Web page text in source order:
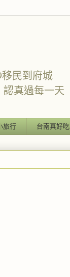
民到府城
真過每一天
旅行 台南真好吃